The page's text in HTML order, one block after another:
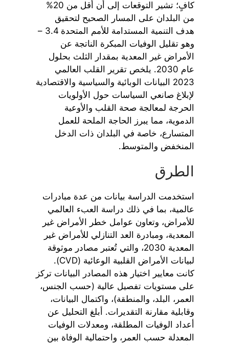
كافٍ؛ تشير التوقعات إلى أن أقل من 20%
من البلدان على المسار الصحيح لتحقيق
هدف التنمية المستدامة للأمم المتحدة 3.4 –
وهو تقليل الوفيات المبكرة الناتجة عن
الأمراض غير المعدية بمقدار الثلث بحلول
عام 2030. يلخص تقرير القلب العالمي
2023 البيانات الوبائية والسياسية والاقتصادية
لإبلاغ صانعي السياسات حول الأولويات
الحرجة لمعالجة صحة القلب والأوعية
الدموية، مما يبرز الحاجة الملحة للعمل
المتسارع، خاصة في البلدان ذات الدخل
المنخفض والمتوسط.
الطرق
استخدمت الدراسة بيانات من عدة مبادرات
عالمية، بما في ذلك دراسة العبء العالمي
للأمراض، وتعاون عوامل خطر الأمراض غير
المعدية، ومبادرة العد التنازلي للأمراض غير
المعدية 2030، والتي تُعتبر مصادر موثوقة
لبيانات الأمراض القلبية الوعائية (CVD).
كانت معايير اختيار هذه المصادر البيانات تركز
على مستويات تفصيل عالية (حسب الجنس،
العمر، البلد، والمنطقة)، واكتمال البيانات،
وقابلية مقارنة التقديرات. أبلغ التحليل عن
أعداد الوفيات المطلقة، ومعدلات الوفيات
المعدلة حسب العمر، واحتمالية الوفاة بين